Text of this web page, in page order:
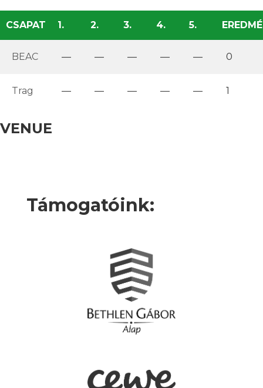
CSAPAT 1. 2. 3. 4. 5.
BEAC — — — — — 0
Trag — — — — — 1
VENUE
Támogatóink: